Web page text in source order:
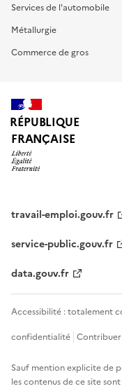
Services de l'automobile
Métallurgie
Commerce de gros
RÉPUBLIQUE
FRANÇAISE
travail-emploi.gouv.fr
service-public.gouv.fr
data.gouv.fr
Accessibilité : totalement
confidentialité
Sauf mention explicite de
les contenus de ce site